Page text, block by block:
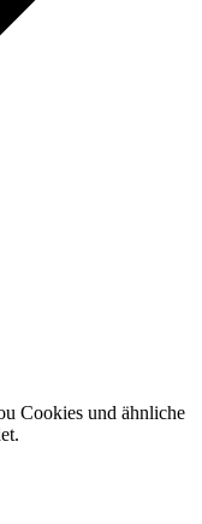
Cookies und ähnliche